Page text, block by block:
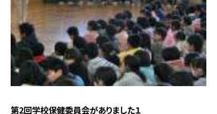
第2回学校保健委員会がありました１